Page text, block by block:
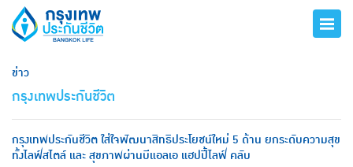
ข่าว
กรุงเทพประกันชีวิต
กรุงเทพประกันชีวิต ใส่ใจพัฒนาสิทธิประโยชน์ใหม่ 5 ด้าน ยกระดับความสุข
ทั้งไลฟ์สไตล์ และ สุขภาพผ่านบีแอลเอ แฮปปี้ไลฟ์ คลับ